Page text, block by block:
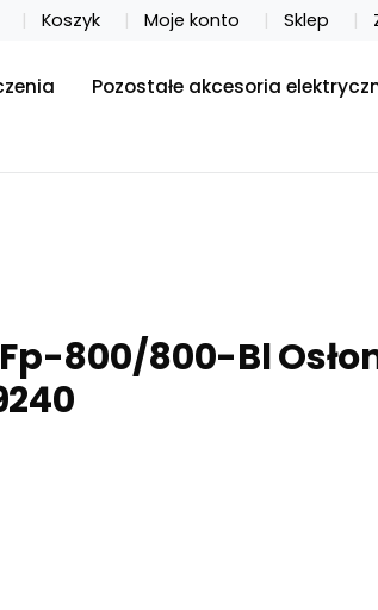
Koszyk Moje konto Sklep
Pozostałe akcesoria
800/800-Bl